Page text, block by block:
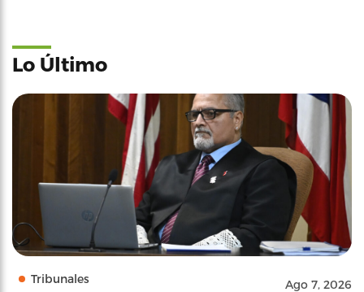
Lo Último
Tribunales Ago 7, 2026